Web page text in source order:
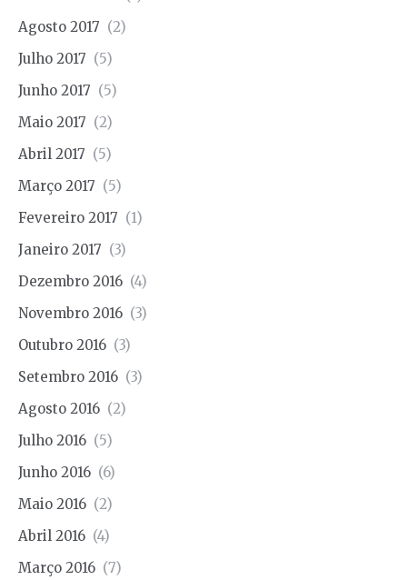
Agosto 2017 (2)
Julho 2017 (5)
Junho 2017 (5)
Maio 2017 (2)
Abril 2017 (5)
Março 2017 (5)
Fevereiro 2017 (1)
Janeiro 2017 (3)
Dezembro 2016 (4)
Novembro 2016 (3)
Outubro 2016 (3)
Setembro 2016 (3)
Agosto 2016 (2)
Julho 2016 (5)
Junho 2016 (6)
Maio 2016 (2)
Abril 2016 (4)
Março 2016 (7)